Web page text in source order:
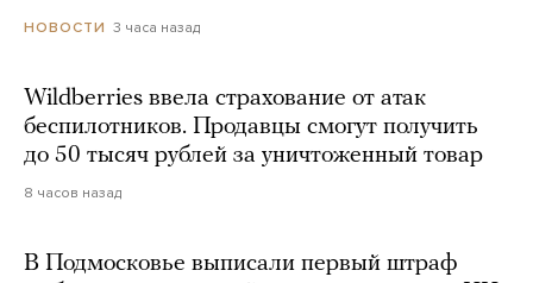
НОВОСТИ 3 часа назад
Wildberries ввела страхование от атак
беспилотников. Продавцы смогут получить
до 50 тысяч рублей за уничтоженный товар
8 часов назад
В Подмосковье выписали первый штраф